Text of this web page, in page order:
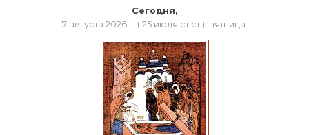
Сегодня,
7 августа 2026 г. ( 25 июля ст.ст.), пятница.